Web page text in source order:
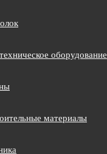
оборудование
материалы